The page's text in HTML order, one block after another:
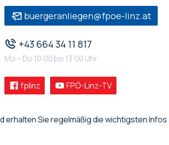
buergeranliegen@fpoe-linz.at
+43 664 34 11 817
Mo – Do 10:00 bis 13:00 Uhr
fplinz FPÖ-Linz-TV
Sie regelmäßig die wichtigsten Infos